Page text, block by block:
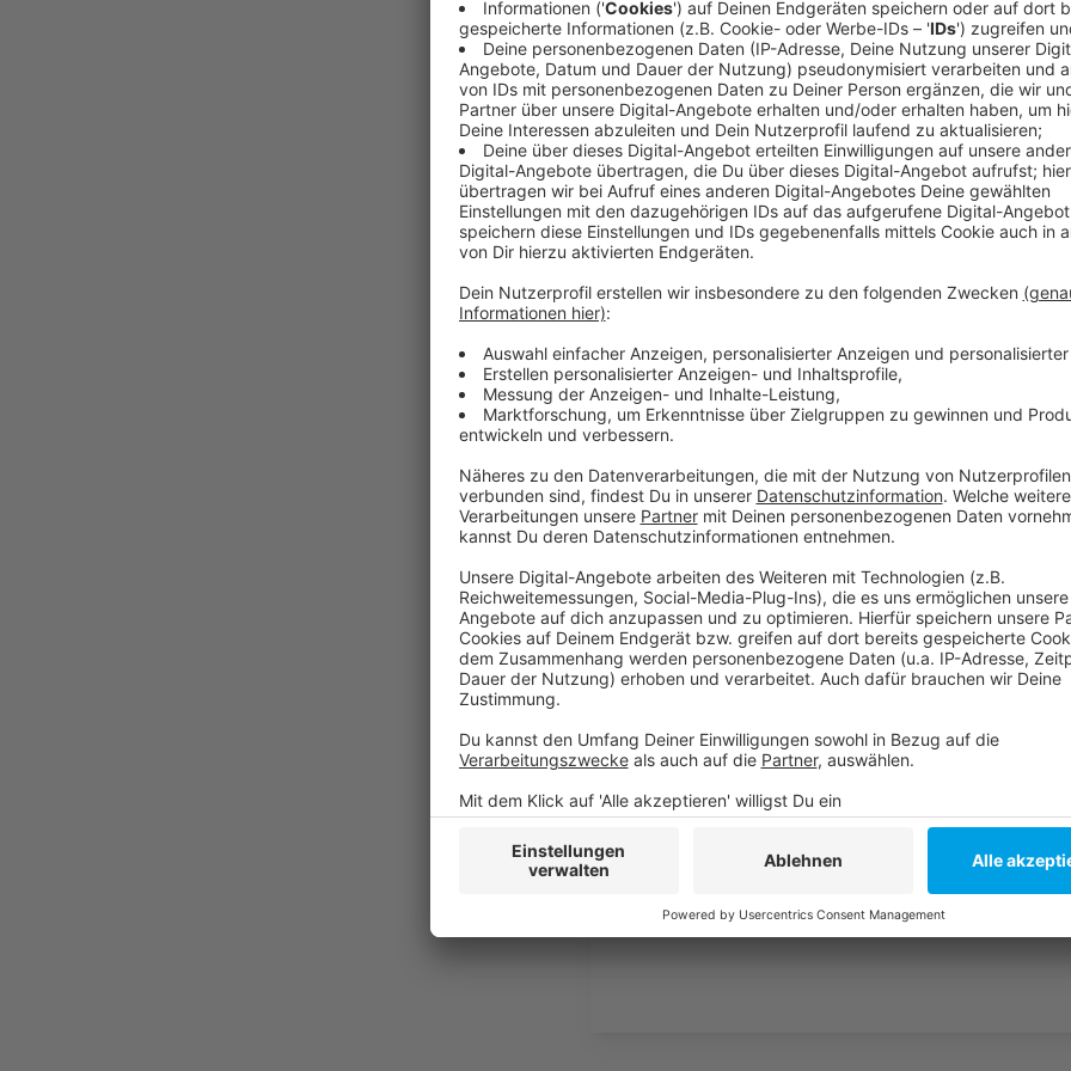
Dazu Ramona Mittag von der Düsseldorfer
Anzeige
Ramona Mittag: Heizen im September
Anzeige
Die Verbraucherzentrale hat auf AD-Anfrage auch
sollten im Sommer vor die Heizung gerückte Möbel
es nichts, die Heizung direkt auf Stufe 5
sehr bald wieder kostbare Heizungsluft
Anzeige
Weitere Infos und Links zum Thema:
GEG: Das ist beim neuen Heizungsgesetz zu
Tipps - so sparen wir beim Heizen
Anzeige